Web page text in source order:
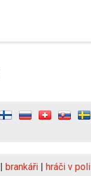
| brankáři | hráči v poli